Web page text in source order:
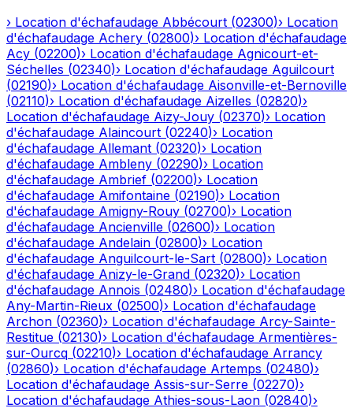
› Location d'échafaudage Abbécourt (02300)› Location
d'échafaudage Achery (02800)› Location d'échafaudage
Acy (02200)› Location d'échafaudage Agnicourt-et-
Séchelles (02340)› Location d'échafaudage Aguilcourt
(02190)› Location d'échafaudage Aisonville-et-Bernoville
(02110)› Location d'échafaudage Aizelles (02820)›
Location d'échafaudage Aizy-Jouy (02370)› Location
d'échafaudage Alaincourt (02240)› Location
d'échafaudage Allemant (02320)› Location
d'échafaudage Ambleny (02290)› Location
d'échafaudage Ambrief (02200)› Location
d'échafaudage Amifontaine (02190)› Location
d'échafaudage Amigny-Rouy (02700)› Location
d'échafaudage Ancienville (02600)› Location
d'échafaudage Andelain (02800)› Location
d'échafaudage Anguilcourt-le-Sart (02800)› Location
d'échafaudage Anizy-le-Grand (02320)› Location
d'échafaudage Annois (02480)› Location d'échafaudage
Any-Martin-Rieux (02500)› Location d'échafaudage
Archon (02360)› Location d'échafaudage Arcy-Sainte-
Restitue (02130)› Location d'échafaudage Armentières-
sur-Ourcq (02210)› Location d'échafaudage Arrancy
(02860)› Location d'échafaudage Artemps (02480)›
Location d'échafaudage Assis-sur-Serre (02270)›
Location d'échafaudage Athies-sous-Laon (02840)›